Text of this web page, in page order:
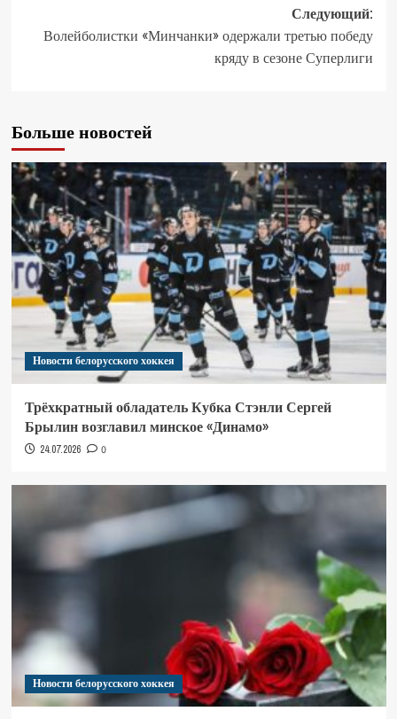
Следующий:
Волейболистки «Минчанки» одержали третью победу
кряду в сезоне Суперлиги
Больше новостей
Новости белорусского хоккея
Трёхкратный обладатель Кубка Стэнли Сергей
Брылин возглавил минское «Динамо»
24.07.2026 0
Новости белорусского хоккея